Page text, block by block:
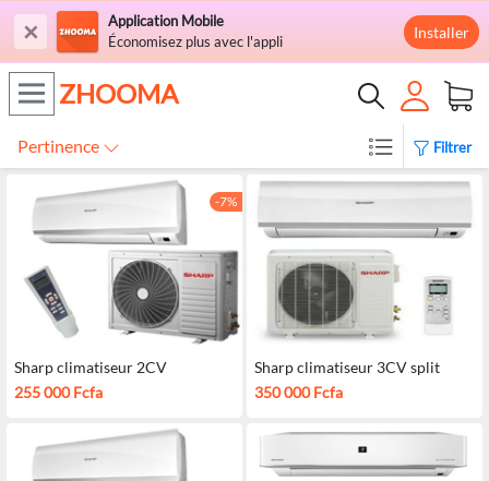
×
Application Mobile
Économisez plus avec l'appli
Installer
ZHOOMA
Pertinence Filtrer
-7%
Sharp climatiseur 2CV
255 000 Fcfa
Sharp climatiseur 3CV split
350 000 Fcfa